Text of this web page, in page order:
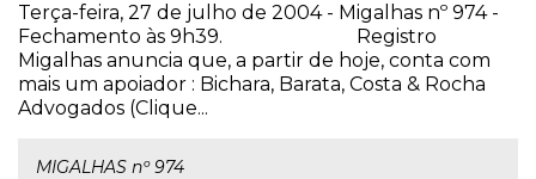
Terça-feira, 27 de julho de 2004 - Migalhas nº 974 -
Fechamento às 9h39. Registro
Migalhas anuncia que, a partir de hoje, conta com
mais um apoiador : Bichara, Barata, Costa & Rocha
Advogados (Clique...
MIGALHAS nº 974